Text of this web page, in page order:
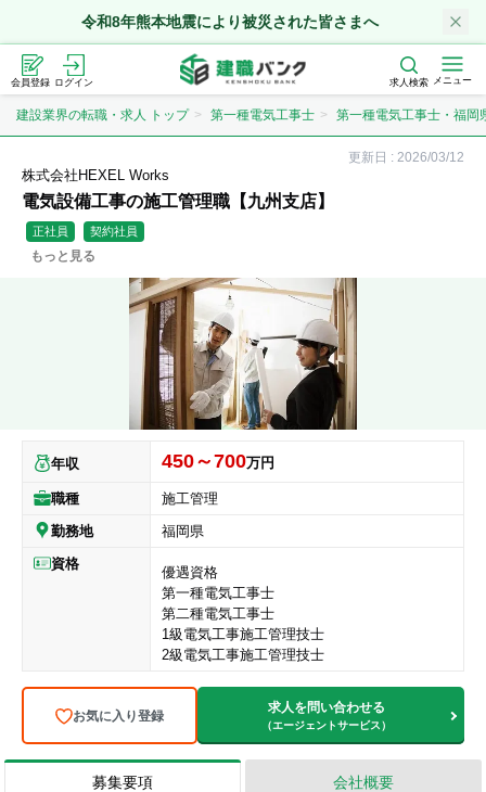
令和8年熊本地震により被災された皆さまへ
会員登録 ログイン 求人検索 メニュー
建設業界の転職・求人 トップ 第一種電気工事士 第一種電気工事士・福岡
更新日 : 2026/03/12
株式会社HEXEL Works
電気設備工事の施工管理職【九州支店】
正社員 契約社員
もっと見る
年収 450～700万円
職種
施工管理
勤務地
福岡県
資格
優遇資格
第一種電気工事士
第二種電気工事士
1級電気工事施工管理技士
2級電気工事施工管理技士
お気に入り登録
求人を問い合わせる
（エージェントサービス）
募集要項 会社概要